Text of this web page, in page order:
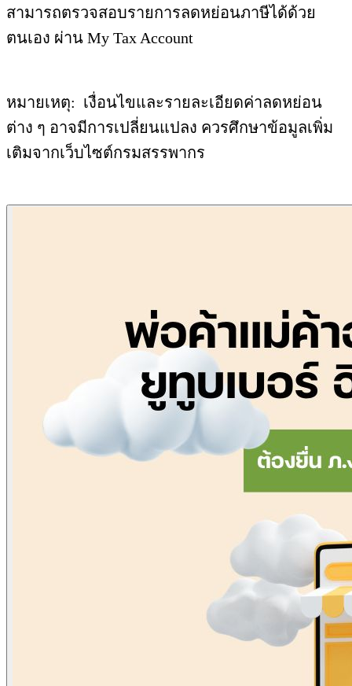
สามารถตรวจสอบรายการลดหย่อนภาษีได้ด้วย
ตนเอง ผ่าน My Tax Account
หมายเหตุ: เงื่อนไขและรายละเอียดค่าลดหย่อน
ต่าง ๆ อาจมีการเปลี่ยนแปลง ควรศึกษาข้อมูลเพิ่ม
เติมจากเว็บไซต์กรมสรรพากร